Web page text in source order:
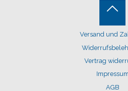
Versand und
Vertrag
Impressum
AGB
to